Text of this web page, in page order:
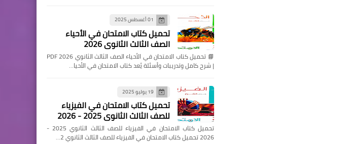
01 أغسطس 2025
تحميل كتاب الامتحان في الأحياء
الصف الثالث الثانوي 2026
📘 تحميل كتاب الامتحان في الأحياء الصف الثالث الثانوي 2026 PDF
| شرح كامل وتدريبات وأسئلة يُعد كتاب الامتحان في الأحيا…
19 يوليو 2025
تحميل كتاب الامتحان في الفيزياء
للصف الثالث الثانوي 2025 - 2026
تحميل كتاب الامتحان في الفيزياء للصف الثالث الثانوي 2025 -
2026 تحميل كتاب الامتحان في الفيزياء للصف الثالث الثانوي 2…